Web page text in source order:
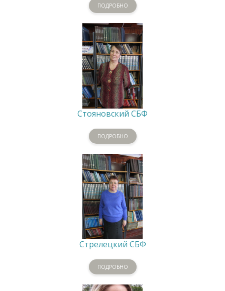
ПОДРОБНО
Стояновский СБФ
ПОДРОБНО
Стрелецкий СБФ
ПОДРОБНО